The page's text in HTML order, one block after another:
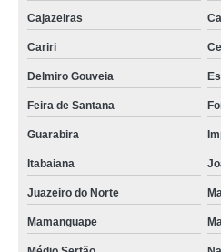
preço de queijomatic 1000 litros
queijomatic 10000 litros orçamento
queijomatic 200 litros orçamento Cidade
preço de queijomatic 3000 litros Esteio
queijomatic 5000 litros comprar VILA
Cajazeiras
Cariri
Delmiro Gouveia
Feira de Santana
Guarabira
Itabaiana
Juazeiro do Norte
Mamanguape